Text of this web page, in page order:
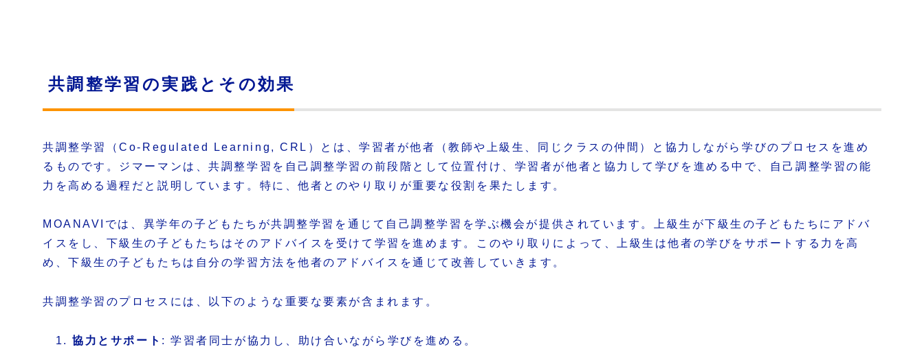
共調整学習の実践とその効果
共調整学習（Co-Regulated Learning, CRL）とは、学習者が他者（教師や上級生、同じクラスの仲間）と協力しながら学びのプロセスを進め
るものです。ジマーマンは、共調整学習を自己調整学習の前段階として位置付け、学習者が他者と協力して学びを進める中で、自己調整学習の能
力を高める過程だと説明しています。特に、他者とのやり取りが重要な役割を果たします。
MOANAVIでは、異学年の子どもたちが共調整学習を通じて自己調整学習を学ぶ機会が提供されています。上級生が下級生の子どもたちにアドバ
イスをし、下級生の子どもたちはそのアドバイスを受けて学習を進めます。このやり取りによって、上級生は他者の学びをサポートする力を高
め、下級生の子どもたちは自分の学習方法を他者のアドバイスを通じて改善していきます。
共調整学習のプロセスには、以下のような重要な要素が含まれます。
協力とサポート : 学習者同士が協力し、助け合いながら学びを進める。